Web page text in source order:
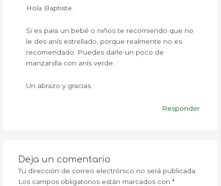
Hola Baptiste.
Si es para un bebé o niños te recomiendo que no
le des anís estrellado, porque realmente no es
recomendado. Puedes darle un poco de
manzanilla con anís verde.
Un abrazo y gracias.
Responder
Deja un comentario
Tu dirección de correo electrónico no será publicada.
Los campos obligatorios están marcados con *